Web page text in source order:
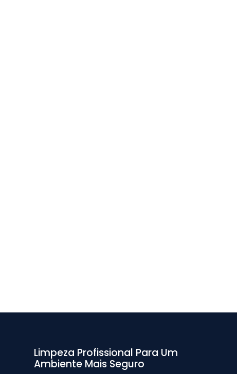
Limpeza Profissional Para Um
Ambiente Mais Seguro